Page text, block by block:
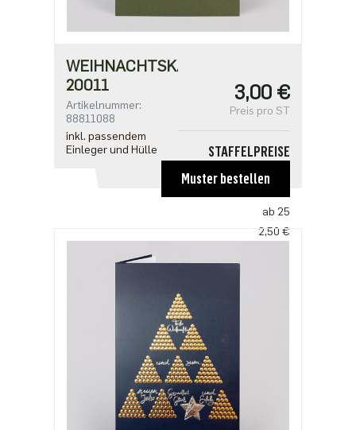
WEIHNACHTSKARTE
20011
Artikelnummer:
88811088
inkl. passendem
Einleger und Hülle
3,00 €
Preis pro ST
STAFFELPREISE
ab 25
2,50 €
Muster bestellen